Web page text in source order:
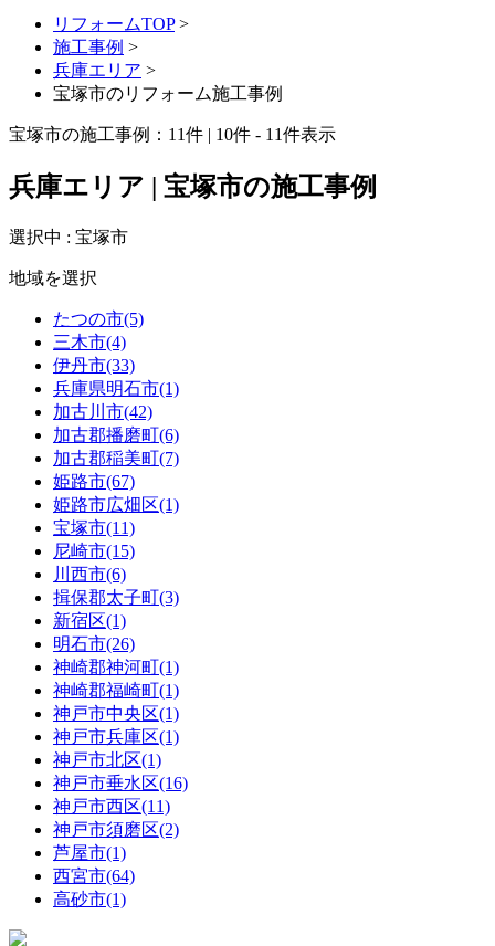
リフォームTOP>
施工事例 >
兵庫エリア >
宝塚市のリフォーム施工事例
宝塚市の施工事例： 11件 | 10件 - 11件表示
兵庫エリア | 宝塚市の施工事例
選択中 : 宝塚市
地域を選択
たつの市(5)
三木市(4)
伊丹市(33)
兵庫県明石市(1)
加古川市(42)
加古郡播磨町(6)
加古郡稲美町(7)
姫路市(67)
姫路市広畑区(1)
宝塚市(11)
尼崎市(15)
川西市(6)
揖保郡太子町(3)
新宿区(1)
明石市(26)
神崎郡神河町(1)
神崎郡福崎町(1)
神戸市中央区(1)
神戸市兵庫区(1)
神戸市北区(1)
神戸市垂水区(16)
神戸市西区(11)
神戸市須磨区(2)
芦屋市(1)
西宮市(64)
高砂市(1)